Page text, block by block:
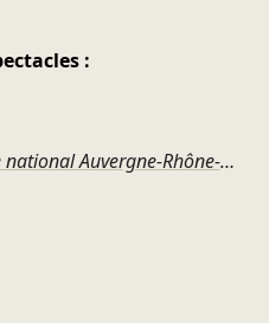
:
Edgar Moreau et l'Orchestre national Auvergne-Rhône-Alpes – Schubert et l'étreinte du destin